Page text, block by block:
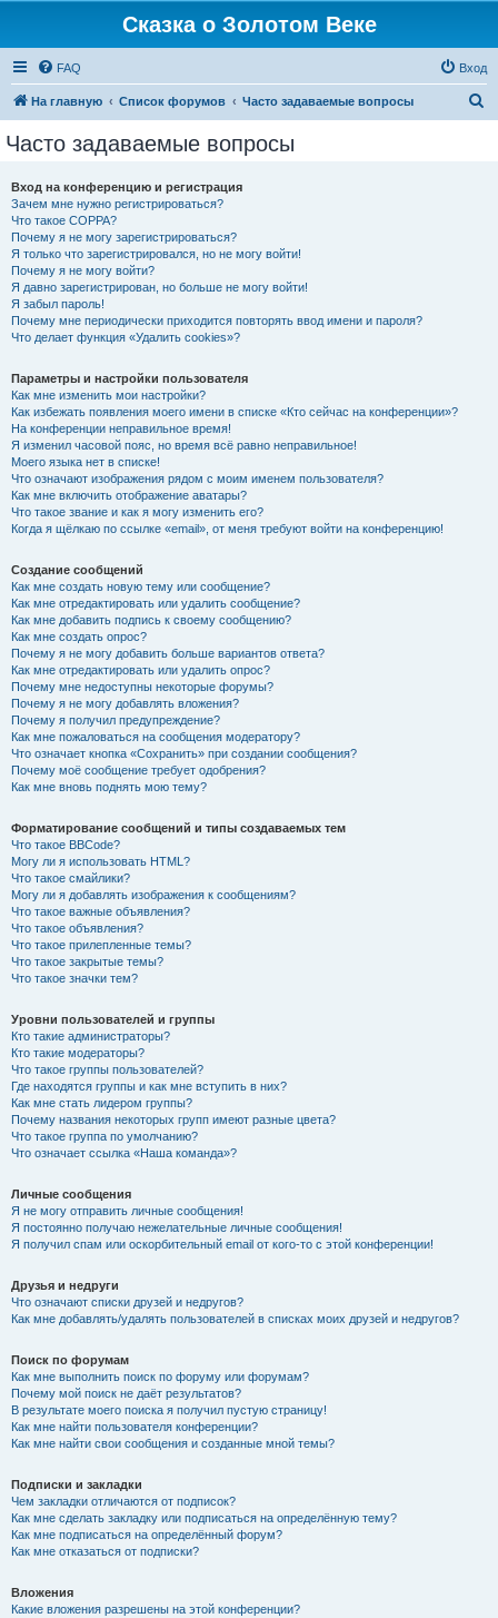
Сказка о Золотом Веке
FAQ Вход
На главную Список форумов Часто задаваемые вопросы
Часто задаваемые вопросы
Вход на конференцию и регистрация
Зачем мне нужно регистрироваться?
Что такое COPPA?
Почему я не могу зарегистрироваться?
Я только что зарегистрировался, но не могу войти!
Почему я не могу войти?
Я давно зарегистрирован, но больше не могу войти!
Я забыл пароль!
Почему мне периодически приходится повторять ввод имени и пароля?
Что делает функция «Удалить cookies»?
Параметры и настройки пользователя
Как мне изменить мои настройки?
Как избежать появления моего имени в списке «Кто сейчас на конференции»?
На конференции неправильное время!
Я изменил часовой пояс, но время всё равно неправильное!
Моего языка нет в списке!
Что означают изображения рядом с моим именем пользователя?
Как мне включить отображение аватары?
Что такое звание и как я могу изменить его?
Когда я щёлкаю по ссылке «email», от меня требуют войти на конференцию!
Создание сообщений
Как мне создать новую тему или сообщение?
Как мне отредактировать или удалить сообщение?
Как мне добавить подпись к своему сообщению?
Как мне создать опрос?
Почему я не могу добавить больше вариантов ответа?
Как мне отредактировать или удалить опрос?
Почему мне недоступны некоторые форумы?
Почему я не могу добавлять вложения?
Почему я получил предупреждение?
Как мне пожаловаться на сообщения модератору?
Что означает кнопка «Сохранить» при создании сообщения?
Почему моё сообщение требует одобрения?
Как мне вновь поднять мою тему?
Форматирование сообщений и типы создаваемых тем
Что такое BBCode?
Могу ли я использовать HTML?
Что такое смайлики?
Могу ли я добавлять изображения к сообщениям?
Что такое важные объявления?
Что такое объявления?
Что такое прилепленные темы?
Что такое закрытые темы?
Что такое значки тем?
Уровни пользователей и группы
Кто такие администраторы?
Кто такие модераторы?
Что такое группы пользователей?
Где находятся группы и как мне вступить в них?
Как мне стать лидером группы?
Почему названия некоторых групп имеют разные цвета?
Что такое группа по умолчанию?
Что означает ссылка «Наша команда»?
Личные сообщения
Я не могу отправить личные сообщения!
Я постоянно получаю нежелательные личные сообщения!
Я получил спам или оскорбительный email от кого-то с этой конференции!
Друзья и недруги
Что означают списки друзей и недругов?
Как мне добавлять/удалять пользователей в списках моих друзей и недругов?
Поиск по форумам
Как мне выполнить поиск по форуму или форумам?
Почему мой поиск не даёт результатов?
В результате моего поиска я получил пустую страницу!
Как мне найти пользователя конференции?
Как мне найти свои сообщения и созданные мной темы?
Подписки и закладки
Чем закладки отличаются от подписок?
Как мне сделать закладку или подписаться на определённую тему?
Как мне подписаться на определённый форум?
Как мне отказаться от подписки?
Вложения
Какие вложения разрешены на этой конференции?